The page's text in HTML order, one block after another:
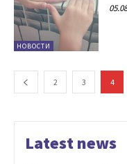
НОВОСТИ
2 3 4
Latest news